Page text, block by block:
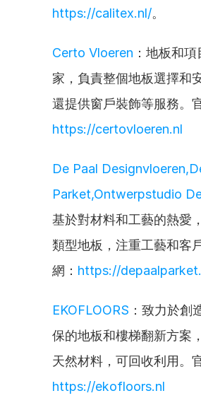
https://calitex.nl/。
Certo Vloeren ：地板和
家，負責整個地板選擇和
還提供窗戶裝飾等服務。
https://certovloeren.nl
De Paal
Parket,Ontwerpstudio
基於對材料和工藝的熱愛
類型地板，注重工藝和客
網： https://
EKOFLOORS ：致力於創
保的地板和樓梯翻新方案
天然材料，可回收利用。
https://ekofloors.nl